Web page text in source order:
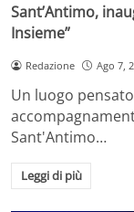
Sant’Antimo,
Insieme”
Redazione Ago 7,
Un luogo
Sant'Antimo…
Leggi di più